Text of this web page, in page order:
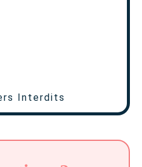
Interdits